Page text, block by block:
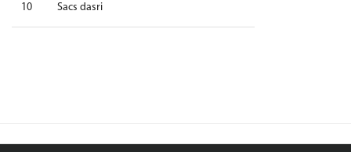
10 Sacs dasri